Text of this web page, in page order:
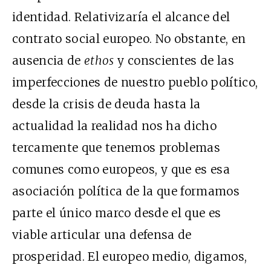
identidad. Relativizaría el alcance del
contrato social europeo. No obstante, en
ausencia deethos y conscientes de las
imperfecciones de nuestro pueblo político,
desde la crisis de deuda hasta la
actualidad la realidad nos ha dicho
tercamente que tenemos problemas
comunes como europeos, y que es esa
asociación política de la que formamos
parte el único marco desde el que es
viable articular una defensa de
prosperidad. El europeo medio, digamos,